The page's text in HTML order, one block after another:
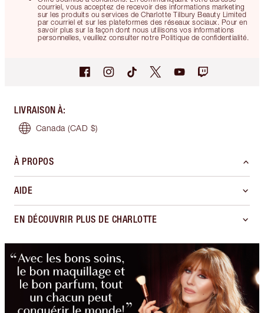
courriel, vous acceptez de recevoir des informations marketing
sur les produits ou services de Charlotte Tilbury Beauty Limited
par courriel et sur les plateformes des réseaux sociaux. Pour en
savoir plus sur la façon dont nous utilisons vos informations
personnelles, veuillez consulter notre Politique de confidentialité.
LIVRAISON À:
Canada (CAD $)
À PROPOS
AIDE
EN DÉCOUVRIR PLUS DE CHARLOTTE